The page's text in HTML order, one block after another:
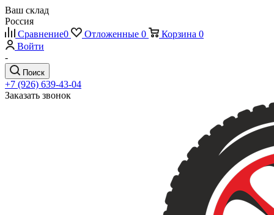
Ваш склад
Россия
Сравнение0 Отложенные 0 Корзина 0
Войти
-
Поиск
+7 (926) 639-43-04
Заказать звонок